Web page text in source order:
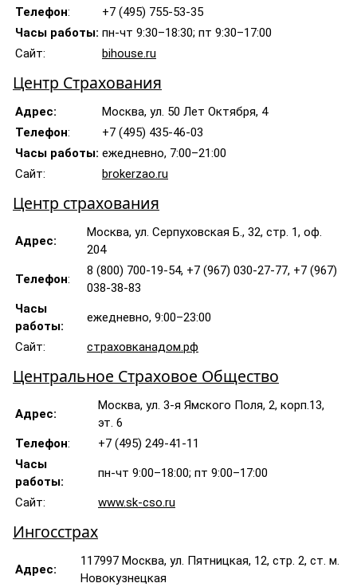
Телефон:
+7 (495) 755-53-35
Часы работы: пн-чт 9:30–18:30; пт 9:30–17:00
Сайт:
bihouse.ru
Центр Страхования
Адрес:
Москва, ул. 50 Лет Октября, 4
Телефон:
+7 (495) 435-46-03
Часы работы: ежедневно, 7:00–21:00
Сайт:
brokerzao.ru
Центр страхования
Адрес:
Москва, ул. Серпуховская Б., 32, стр. 1, оф.
204
Телефон:
8 (800) 700-19-54, +7 (967) 030-27-77, +7 (967)
038-38-83
Часы
работы:
ежедневно, 9:00–23:00
Сайт: страховканадом.рф
Центральное Страховое Общество
Адрес:
Москва, ул. 3-я Ямского Поля, 2, корп.13,
эт. 6
Телефон:
+7 (495) 249-41-11
Часы
работы:
пн-чт 9:00–18:00; пт 9:00–17:00
Сайт: www.sk-cso.ru
Ингосстрах
Адрес:
117997 Москва, ул. Пятницкая, 12, стр. 2, ст. м.
Новокузнецкая